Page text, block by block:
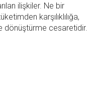
ilişkiler. Ne bir
karşılıklılığa,
dönüştürme cesaretidir.